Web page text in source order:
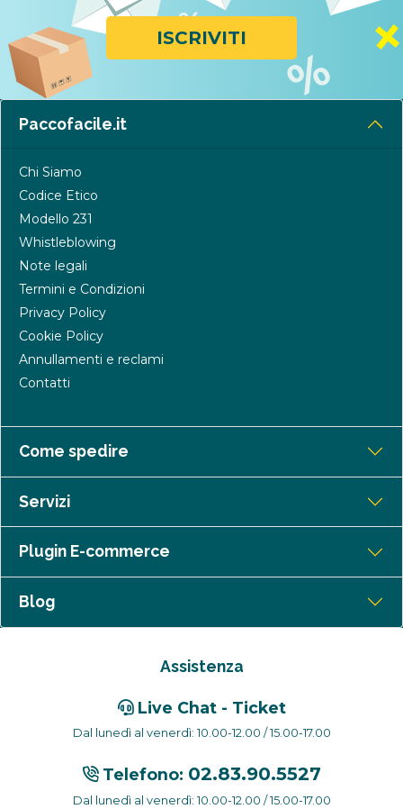
ISCRIVITI
Paccofacile.it
Chi Siamo
Codice Etico
Modello 231
Whistleblowing
Note legali
Termini e Condizioni
Privacy Policy
Cookie Policy
Annullamenti e reclami
Contatti
Come spedire
Servizi
Plugin E-commerce
Blog
Assistenza
Live Chat - Ticket
Dal lunedì al venerdì: 10.00-12.00 / 15.00-17.00
Telefono: 02.83.90.5527
Dal lunedì al venerdì: 10.00-12.00 / 15.00-17.00